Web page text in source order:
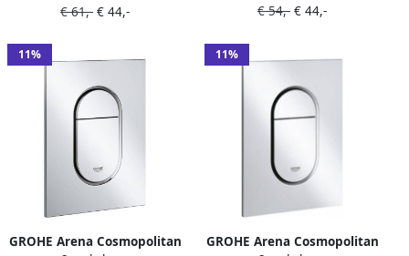
chroom GP3004.00
€ 61,- € 44,-
chroom GP7004.00
€ 54,- € 44,-
11%
GROHE Arena Cosmopolitan
11%
GROHE Arena Cosmopolitan